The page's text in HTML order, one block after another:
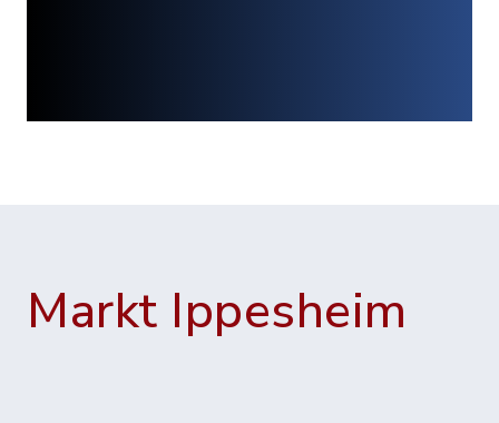
Markt Ippesheim